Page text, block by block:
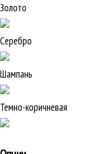
Золото
Серебро
Шампань
Темно-коричневая